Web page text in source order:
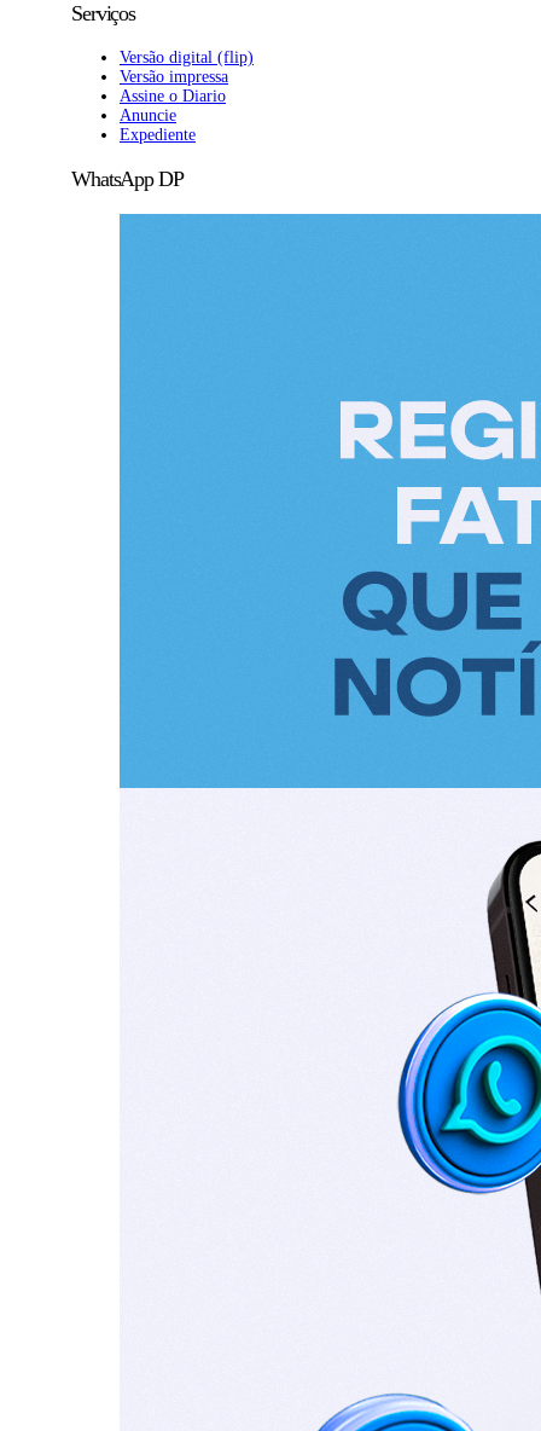
Serviços
Versão digital (flip)
Versão impressa
Assine o Diario
Anuncie
Expediente
WhatsApp DP